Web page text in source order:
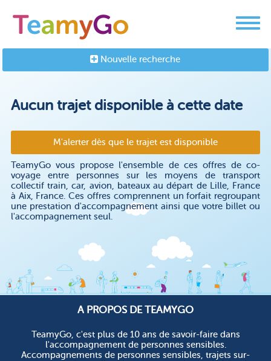
Nouvelle recherche
Aucun trajet disponible à cette date
M'alerter dès que le trajet est disponible
TeamyGo vous propose l'ensemble de ces offres de co-
voyage entre personnes sur les moyens de transport
collectif train, car, avion, bateaux au départ de Lille, France
à Aix, France. Ces offres comprennent un forfait regroupant
une prestation d'accompagnement ainsi que votre billet ou
l'accompagnement seul.
A PROPOS DE TEAMYGO
TeamyGo, c'est plus de 10 ans de savoir-faire dans
l'accompagnement de personnes sensibles.
Accompagnements de personnes sensibles, trajets sur-